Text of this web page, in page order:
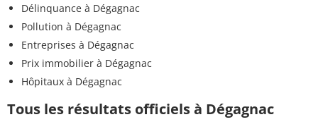
Délinquance à Dégagnac
Pollution à Dégagnac
Entreprises à Dégagnac
Prix immobilier à Dégagnac
Hôpitaux à Dégagnac
Tous les résultats officiels à Dégagnac